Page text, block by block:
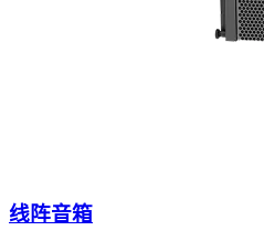
线阵音箱